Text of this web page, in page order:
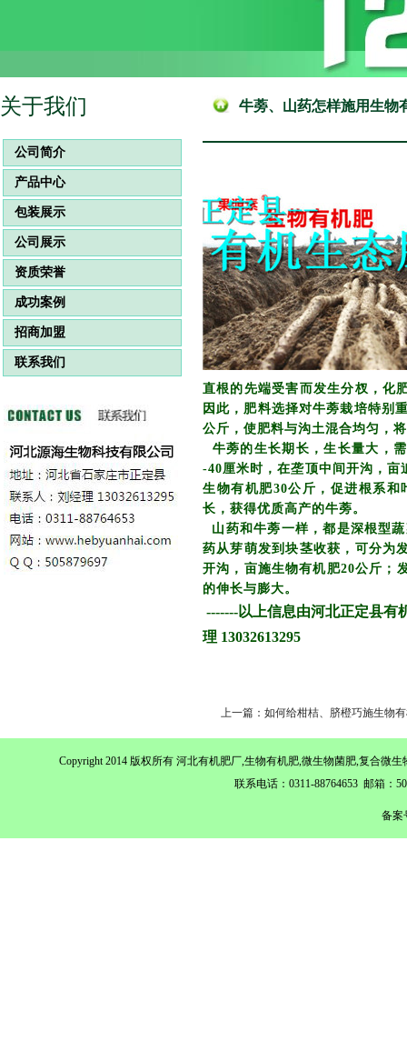
关于我们
公司简介
产品中心
包装展示
公司展示
资质荣誉
成功案例
招商加盟
联系我们
牛蒡、山药怎样施用生物
直根的先端受害而发生分杈，化
因此，肥料选择对牛蒡栽培特别
公斤，使肥料与沟土混合均匀，
牛蒡的生长期长，生长量大，
-40厘米时，在垄顶中间开沟，
生物有机肥30公斤，促进根系
长，获得优质高产的牛蒡。
山药和牛蒡一样，都是深根型
药从芽萌发到块茎收获，可分为
开沟，亩施生物有机肥20公斤；
的伸长与膨大。
-------以上信息由河北正定县有
理 13032613295
上一篇：如何给柑桔、脐橙巧施生物
Copyright 2014 版权所有 河北有机肥厂,生物有机肥,微生物菌肥,复合
联系电话：0311-88764653 邮箱：
备案